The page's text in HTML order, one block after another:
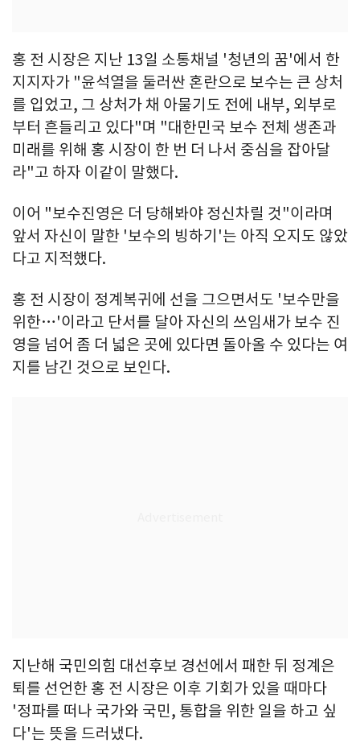
홍 전 시장은 지난 13일 소통채널 '청년의 꿈'에서 한
지지자가 "윤석열을 둘러싼 혼란으로 보수는 큰 상처
를 입었고, 그 상처가 채 아물기도 전에 내부, 외부로
부터 흔들리고 있다"며 "대한민국 보수 전체 생존과
미래를 위해 홍 시장이 한 번 더 나서 중심을 잡아달
라"고 하자 이같이 말했다.
이어 "보수진영은 더 당해봐야 정신차릴 것"이라며
앞서 자신이 말한 '보수의 빙하기'는 아직 오지도 않았
다고 지적했다.
홍 전 시장이 정계복귀에 선을 그으면서도 '보수만을
위한…'이라고 단서를 달아 자신의 쓰임새가 보수 진
영을 넘어 좀 더 넓은 곳에 있다면 돌아올 수 있다는 여
지를 남긴 것으로 보인다.
지난해 국민의힘 대선후보 경선에서 패한 뒤 정계은
퇴를 선언한 홍 전 시장은 이후 기회가 있을 때마다
'정파를 떠나 국가와 국민, 통합을 위한 일을 하고 싶
다'는 뜻을 드러냈다.